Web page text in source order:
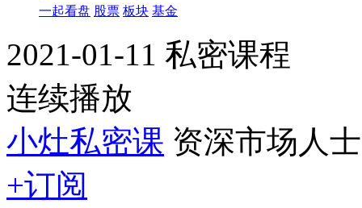
一起看盘 股票 板块 基金
2021-01-11 私密课程
连续播放
小灶私密课 资深市场人士
+订阅